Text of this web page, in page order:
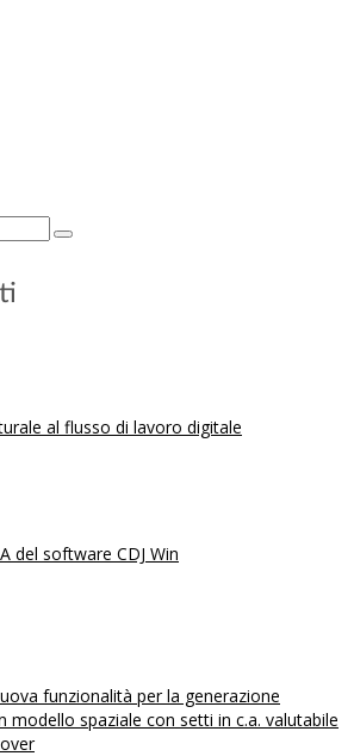
al flusso di lavoro digitale
del software CDJ Win
funzionalità per la generazione
modello spaziale con setti in c.a. valutabile